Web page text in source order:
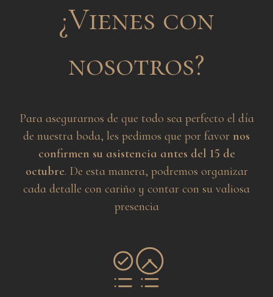
¿Vienes con
nosotros?
Para asegurarnos de que todo sea perfecto el día
de nuestra boda, les pedimos que por favor nos
confirmen su asistencia antes del 15 de
octubre. De esta manera, podremos organizar
cada detalle con cariño y contar con su valiosa
presencia